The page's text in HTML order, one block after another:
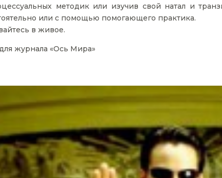
методик или изучив свой натал и
или с помощью помогающего практика.
в живое.
журнала «Ось Мира»